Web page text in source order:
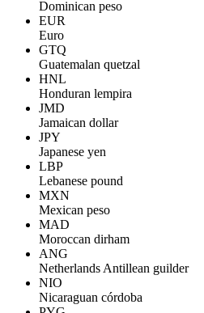
Dominican peso
EUR
Euro
GTQ
Guatemalan quetzal
HNL
Honduran lempira
JMD
Jamaican dollar
JPY
Japanese yen
LBP
Lebanese pound
MXN
Mexican peso
MAD
Moroccan dirham
ANG
Netherlands Antillean guilder
NIO
Nicaraguan córdoba